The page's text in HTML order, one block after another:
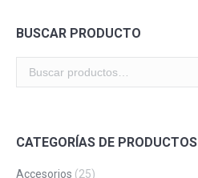
BUSCAR PRODUCTO
CATEGORÍAS DE PRODUCTOS
Accesorios (25)